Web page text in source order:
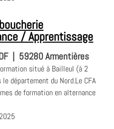
/ Apprentissage
| 59280 Armentières
situé à Bailleul (à 2
département du Nord.Le CFA
de formation en alternance